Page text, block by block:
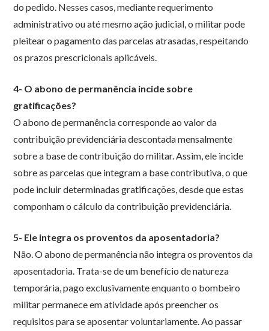
do pedido. Nesses casos, mediante requerimento
administrativo ou até mesmo ação judicial, o militar pode
pleitear o pagamento das parcelas atrasadas, respeitando
os prazos prescricionais aplicáveis.
4- O abono de permanência incide sobre
gratificações?
O abono de permanência corresponde ao valor da
contribuição previdenciária descontada mensalmente
sobre a base de contribuição do militar. Assim, ele incide
sobre as parcelas que integram a base contributiva, o que
pode incluir determinadas gratificações, desde que estas
componham o cálculo da contribuição previdenciária.
5- Ele integra os proventos da aposentadoria?
Não. O abono de permanência não integra os proventos da
aposentadoria. Trata-se de um benefício de natureza
temporária, pago exclusivamente enquanto o bombeiro
militar permanece em atividade após preencher os
requisitos para se aposentar voluntariamente. Ao passar